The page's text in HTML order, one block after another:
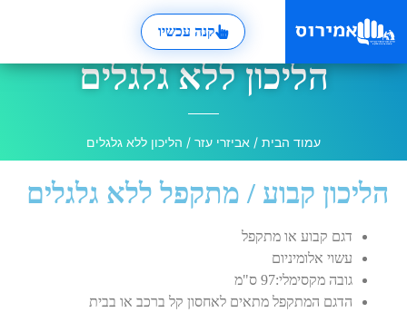
קנה עכשיו
הליכון ללא גלגלים
עמוד הבית / אביזרי עזר / הליכון ללא גלגלים
הליכון קבוע / מתקפל ללא גלגלים
דגם קבוע או מתקפל
עשוי אלומיניום
גובה מקסימלי:97 ס"מ
הדגם המתקפל מתאים לאחסון קל ברכב או בבית